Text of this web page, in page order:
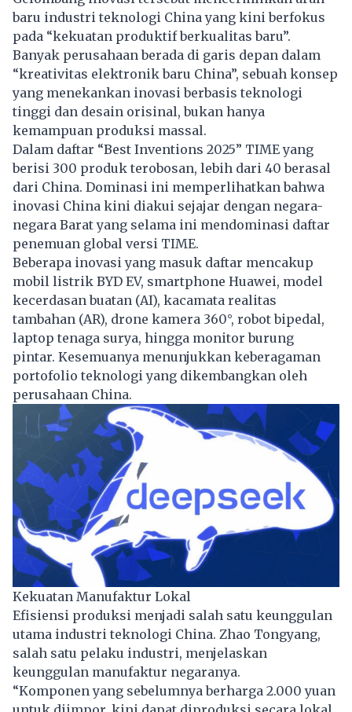
baru industri teknologi China yang kini berfokus
pada “kekuatan produktif berkualitas baru”.
Banyak perusahaan berada di garis depan dalam
“kreativitas elektronik baru China”, sebuah konsep
yang menekankan inovasi berbasis teknologi
tinggi dan desain orisinal, bukan hanya
kemampuan produksi massal.
Dalam daftar “Best Inventions 2025” TIME yang
berisi 300 produk terobosan, lebih dari 40 berasal
dari China. Dominasi ini memperlihatkan bahwa
inovasi China kini diakui sejajar dengan negara-
negara Barat yang selama ini mendominasi daftar
penemuan global versi TIME.
Beberapa inovasi yang masuk daftar mencakup
mobil listrik BYD EV, smartphone Huawei, model
kecerdasan buatan (AI), kacamata realitas
tambahan (AR), drone kamera 360°, robot bipedal,
laptop tenaga surya, hingga monitor burung
pintar. Kesemuanya menunjukkan keberagaman
portofolio teknologi yang dikembangkan oleh
perusahaan China.
Kekuatan Manufaktur Lokal
Efisiensi produksi menjadi salah satu keunggulan
utama industri teknologi China. Zhao Tongyang,
salah satu pelaku industri, menjelaskan
keunggulan manufaktur negaranya.
“Komponen yang sebelumnya berharga 2.000 yuan